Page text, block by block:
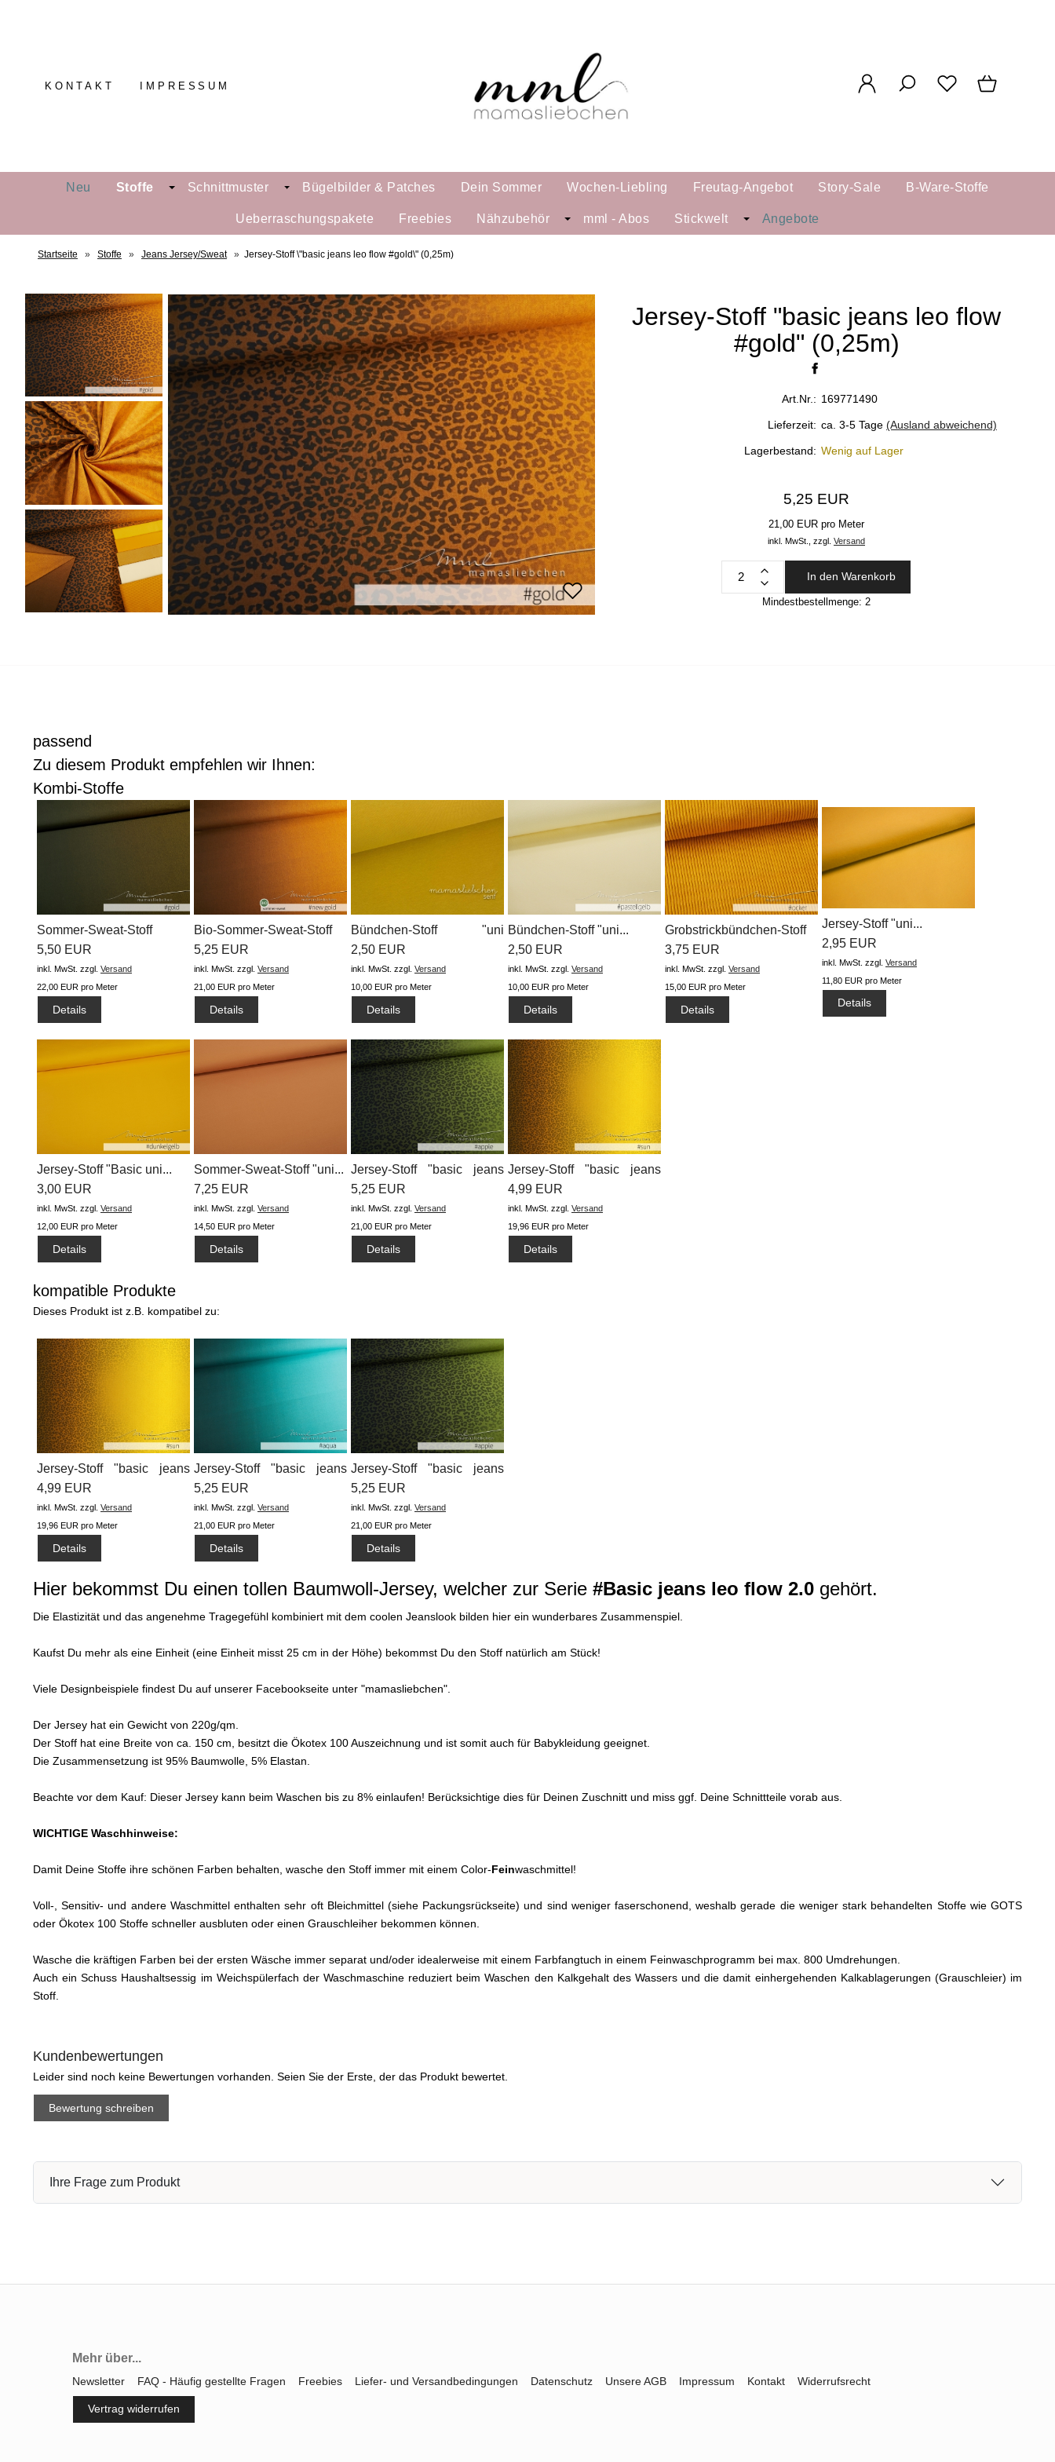
KONTAKT IMPRESSUM
Neu Stoffe Schnittmuster Bügelbilder & Patches Dein Sommer Wochen-Liebling Freutag-Angebot Story-Sale B-Ware-Stoffe
Ueberraschungspakete Freebies Nähzubehör mml - Abos Stickwelt Angebote
Startseite » Stoffe » Jeans Jersey/Sweat » Jersey-Stoff \"basic jeans leo flow #gold\" (0,25m)
Jersey-Stoff "basic jeans leo flow
#gold" (0,25m)
Art.Nr.: 169771490
Lieferzeit: ca. 3-5 Tage (Ausland abweichend)
Lagerbestand: Wenig auf Lager
5,25 EUR
21,00 EUR pro Meter
inkl. MwSt., zzgl. Versand
In den Warenkorb
Mindestbestellmenge: 2
passend
Zu diesem Produkt empfehlen wir Ihnen:
Kombi-Stoffe
Sommer-Sweat-Stoff
"Basic Jeans...
5,50 EUR
inkl. MwSt. zzgl. Versand
22,00 EUR pro Meter
Details
Bio-Sommer-Sweat-Stoff
"basic...
5,25 EUR
inkl. MwSt. zzgl. Versand
21,00 EUR pro Meter
Details
Bündchen-Stoff "uni
#senf"...
2,50 EUR
inkl. MwSt. zzgl. Versand
10,00 EUR pro Meter
Details
Bündchen-Stoff "uni...
2,50 EUR
inkl. MwSt. zzgl. Versand
10,00 EUR pro Meter
Details
Grobstrickbündchen-Stoff
"uni...
3,75 EUR
inkl. MwSt. zzgl. Versand
15,00 EUR pro Meter
Details
Jersey-Stoff "uni...
2,95 EUR
inkl. MwSt. zzgl. Versand
11,80 EUR pro Meter
Details
Jersey-Stoff "Basic uni...
3,00 EUR
inkl. MwSt. zzgl. Versand
12,00 EUR pro Meter
Details
Sommer-Sweat-Stoff "uni...
7,25 EUR
inkl. MwSt. zzgl. Versand
14,50 EUR pro Meter
Details
Jersey-Stoff "basic jeans
leo...
5,25 EUR
inkl. MwSt. zzgl. Versand
21,00 EUR pro Meter
Details
Jersey-Stoff "basic jeans
leo...
4,99 EUR
inkl. MwSt. zzgl. Versand
19,96 EUR pro Meter
Details
kompatible Produkte
Dieses Produkt ist z.B. kompatibel zu:
Jersey-Stoff "basic jeans
leo...
4,99 EUR
inkl. MwSt. zzgl. Versand
19,96 EUR pro Meter
Details
Jersey-Stoff "basic jeans
flow...
5,25 EUR
inkl. MwSt. zzgl. Versand
21,00 EUR pro Meter
Details
Jersey-Stoff "basic jeans
leo...
5,25 EUR
inkl. MwSt. zzgl. Versand
21,00 EUR pro Meter
Details
Hier bekommst Du einen tollen Baumwoll-Jersey, welcher zur Serie #Basic jeans leo flow 2.0 gehört.
Die Elastizität und das angenehme Tragegefühl kombiniert mit dem coolen Jeanslook bilden hier ein wunderbares Zusammenspiel.
Kaufst Du mehr als eine Einheit (eine Einheit misst 25 cm in der Höhe) bekommst Du den Stoff natürlich am Stück!
Viele Designbeispiele findest Du auf unserer Facebookseite unter "mamasliebchen".
Der Jersey hat ein Gewicht von 220g/qm.
Der Stoff hat eine Breite von ca. 150 cm, besitzt die Ökotex 100 Auszeichnung und ist somit auch für Babykleidung geeignet.
Die Zusammensetzung ist 95% Baumwolle, 5% Elastan.
Beachte vor dem Kauf: Dieser Jersey kann beim Waschen bis zu 8% einlaufen! Berücksichtige dies für Deinen Zuschnitt und miss ggf. Deine Schnittteile vorab aus.
WICHTIGE Waschhinweise:
Damit Deine Stoffe ihre schönen Farben behalten, wasche den Stoff immer mit einem Color-Feinwaschmittel!
Voll-, Sensitiv- und andere Waschmittel enthalten sehr oft Bleichmittel (siehe Packungsrückseite) und sind weniger faserschonend, weshalb gerade die weniger stark behandelten Stoffe wie GOTS
oder Ökotex 100 Stoffe schneller ausbluten oder einen Grauschleiher bekommen können.
Wasche die kräftigen Farben bei der ersten Wäsche immer separat und/oder idealerweise mit einem Farbfangtuch in einem Feinwaschprogramm bei max. 800 Umdrehungen.
Auch ein Schuss Haushaltsessig im Weichspülerfach der Waschmaschine reduziert beim Waschen den Kalkgehalt des Wassers und die damit einhergehenden Kalkablagerungen (Grauschleier) im
Stoff.
Kundenbewertungen
Leider sind noch keine Bewertungen vorhanden. Seien Sie der Erste, der das Produkt bewertet.
Bewertung schreiben
Ihre Frage zum Produkt
Mehr über...
Newsletter FAQ - Häufig gestellte Fragen Freebies Liefer- und Versandbedingungen Datenschutz Unsere AGB Impressum Kontakt Widerrufsrecht
Vertrag widerrufen